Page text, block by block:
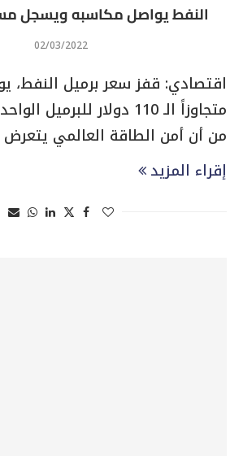
النفط يواصل مكاسبه ويسجل
02/03/2022
اقتصادي: قفز سعر برميل النفط،
متجاوزاً الـ 110 دولار
من أن أمن الطاقة العالمي
إقراء المزيد